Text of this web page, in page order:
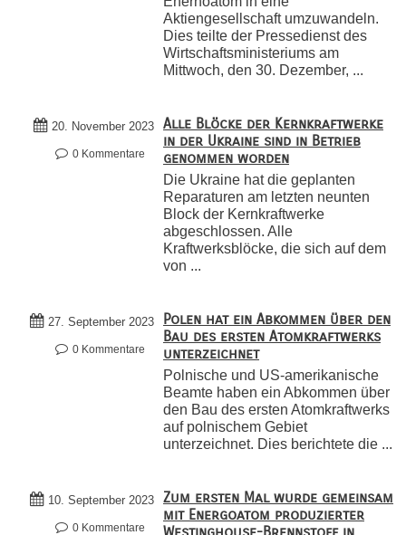
Aktiengesellschaft umzuwandeln.
Dies teilte der Pressedienst des
Wirtschaftsministeriums am
Mittwoch, den 30. Dezember, ...
20. November 2023
0 Kommentare
Alle Blöcke der Kernkraftwerke
in der Ukraine sind in Betrieb
genommen worden
Die Ukraine hat die geplanten
Reparaturen am letzten neunten
Block der Kernkraftwerke
abgeschlossen. Alle
Kraftwerksblöcke, die sich auf dem
von ...
27. September 2023
0 Kommentare
Polen hat ein Abkommen über den
Bau des ersten Atomkraftwerks
unterzeichnet
Polnische und US-amerikanische
Beamte haben ein Abkommen über
den Bau des ersten Atomkraftwerks
auf polnischem Gebiet
unterzeichnet. Dies berichtete die ...
10. September 2023
0 Kommentare
Zum ersten Mal wurde gemeinsam
mit Energoatom produzierter